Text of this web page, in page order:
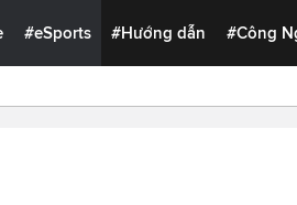
#eSports #Hướng dẫn #Công